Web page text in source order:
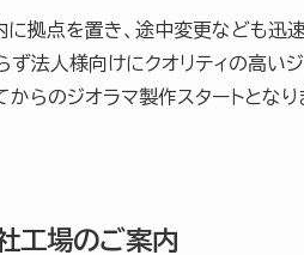
拠点を置き、途中変更なども迅
法人様向けにクオリティの高い
らのジオラマ製作スタートとなり
工場のご案内